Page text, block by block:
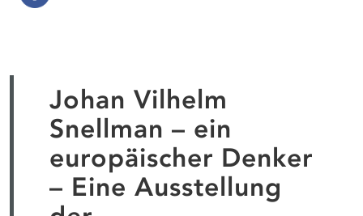
Johan Vilhelm
Snellman – ein
europäischer Denker
– Eine Ausstellung